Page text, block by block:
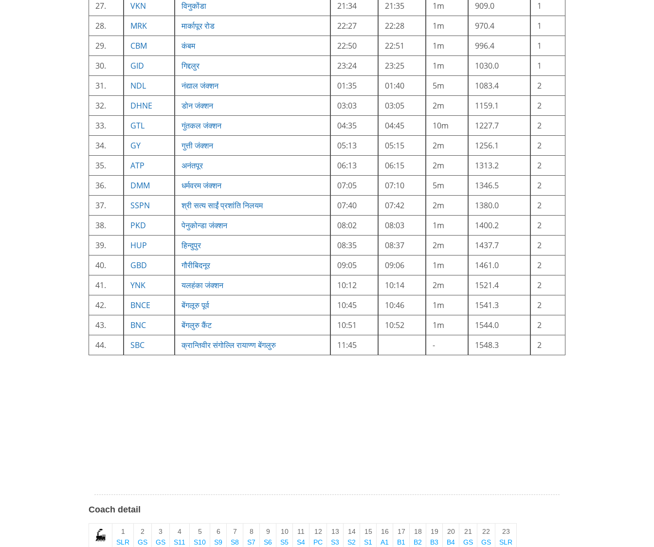
27.
VKN विनुकोंडा 21:34 21:35 1m 909.0
1
28.
MRK मार्कापूर रोड 22:27 22:28 1m 970.4
1
29.
CBM कंबम 22:50 22:51 1m 996.4
1
30.
GID गिद्दलुर 23:24 23:25 1m 1030.0
1
31.
NDL नंद्याल जंक्शन 01:35 01:40 5m 1083.4
2
32.
DHNE डोन जंक्शन 03:03 03:05 2m 1159.1
2
33.
GTL गुंतकल जंक्शन 04:35 04:45 10m 1227.7
2
34.
GY गुत्ती जंक्शन 05:13 05:15 2m 1256.1
2
35.
ATP अनंतपूर 06:13 06:15 2m 1313.2
2
36.
DMM धर्मवरम जंक्शन 07:05 07:10 5m 1346.5
2
37.
SSPN श्री सत्य साईं प्रशांति निलयम 07:40 07:42 2m 1380.0
2
38.
PKD पेनुकोन्डा जंक्शन 08:02 08:03 1m 1400.2
2
39.
HUP हिन्दुपुर 08:35 08:37 2m 1437.7
2
40.
GBD गौरीबिदनूर 09:05 09:06 1m 1461.0
2
41.
YNK यलहंका जंक्शन 10:12 10:14 2m 1521.4
2
42.
BNCE बेंगलूरु पूर्व 10:45 10:46 1m 1541.3
2
43.
BNC बेंगलुरु कैंट 10:51 10:52 1m 1544.0
2
44.
SBC क्रान्तिवीर संगोल्लि रायाण्ण बेंगलुरु 11:45 - 1548.3 2
Coach detail
1
SLR
2
GS
3
GS
4
S11
5
S10
6
S9
7
S8
8
S7
9
S6
10
S5
11
S4
12
PC
13
S3
14
S2
15
S1
16
A1
17
B1
18
B2
19
B3
20
B4
21
GS
22
GS
23
SLR